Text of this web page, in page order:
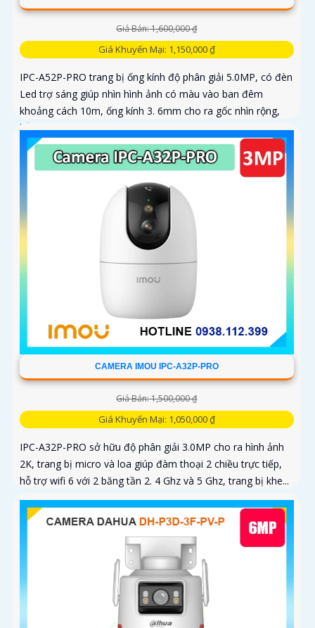
Giá Bán: 1,600,000 ₫
Giá Khuyến Mại: 1,150,000 ₫
IPC-A52P-PRO trang bị ống kính độ phân giải 5.0MP, có đèn
Led trợ sáng giúp nhìn hình ảnh có màu vào ban đêm
khoảng cách 10m, ống kính 3. 6mm cho ra gốc nhìn rộng,
hỗ trợ công...
CAMERA IMOU IPC-A32P-PRO
Giá Bán: 1,500,000 ₫
Giá Khuyến Mại: 1,050,000 ₫
IPC-A32P-PRO sở hữu độ phân giải 3.0MP cho ra hình ảnh
2K, trang bị micro và loa giúp đàm thoại 2 chiều trực tiếp,
hỗ trợ wifi 6 với 2 băng tần 2. 4 Ghz và 5 Ghz, trang bị khe...